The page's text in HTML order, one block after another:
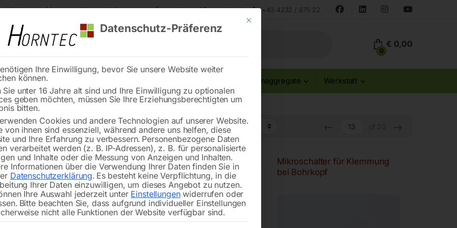
Kärnten Markenqualität Lieferung nach Österreich und Deutschland +43 4232 / 875 22
0
€ 0,00
Reinigung Stromaggregate Werkstatt
13
← of 20 →
250 V/AC 16 A Lampenfassung Nr. 29
Mikroschalter für Klemmung
bei Bohrkopf
Mit diesem Button wird der Dialog geschlossen. Seine Funktionalität ist
Datenschutz-Präferenz
Ihre Einwilligung, bevor Sie unsere Website weiter
können.
Sie unter 16 Jahre alt sind und Ihre Einwilligung zu optionalen
geben möchten, müssen Sie Ihre Erziehungsberechtigten um
bitten.
Cookies und andere Technologien auf unserer Website.
von ihnen sind essenziell, während andere uns helfen, diese
und Ihre Erfahrung zu verbessern. Personenbezogene Daten
verarbeitet werden (z. B. IP-Adressen), z. B. für personalisierte
und Inhalte oder die Messung von Anzeigen und Inhalten.
Informationen über die Verwendung Ihrer Daten finden Sie in
Datenschutzerklärung. Es besteht keine Verpflichtung, in die
Ihrer Daten einzuwilligen, um dieses Angebot zu nutzen.
Ihre Auswahl jederzeit unter Einstellungenwiderrufen oder
Bitte beachten Sie, dass aufgrund individueller Einstellungen
nicht alle Funktionen der Website verfügbar sind.